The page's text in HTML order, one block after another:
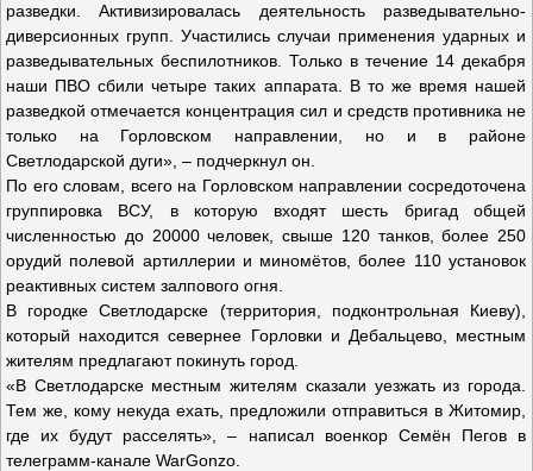
разведки. Активизировалась деятельность разведывательно-
диверсионных групп. Участились случаи применения ударных и
разведывательных беспилотников. Только в течение 14 декабря
наши ПВО сбили четыре таких аппарата. В то же время нашей
разведкой отмечается концентрация сил и средств противника не
только на Горловском направлении, но и в районе
Светлодарской дуги», – подчеркнул он.
По его словам, всего на Горловском направлении сосредоточена
группировка ВСУ, в которую входят шесть бригад общей
численностью до 20000 человек, свыше 120 танков, более 250
орудий полевой артиллерии и миномётов, более 110 установок
реактивных систем залпового огня.
В городке Светлодарске (территория, подконтрольная Киеву),
который находится севернее Горловки и Дебальцево, местным
жителям предлагают покинуть город.
«В Светлодарске местным жителям сказали уезжать из города.
Тем же, кому некуда ехать, предложили отправиться в Житомир,
где их будут расселять», – написал военкор Семён Пегов в
телеграмм-канале WarGonzo.